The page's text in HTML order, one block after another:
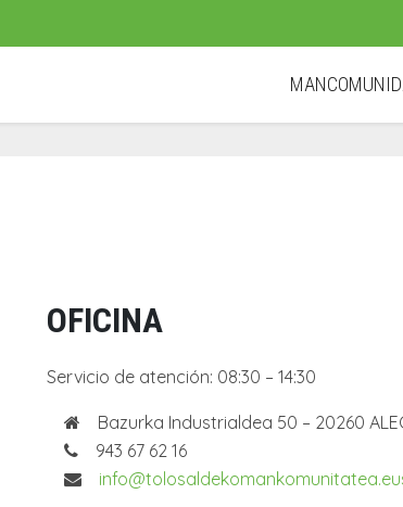
OFICINA
Servicio de atención: 08:30 – 14:30
Bazurka Industrialdea 50 – 20260
943 67 62 16